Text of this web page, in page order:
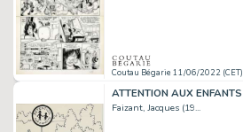
Coutau Bégarie 11/06/2022 (CET)
Faizant, Jacques (19...